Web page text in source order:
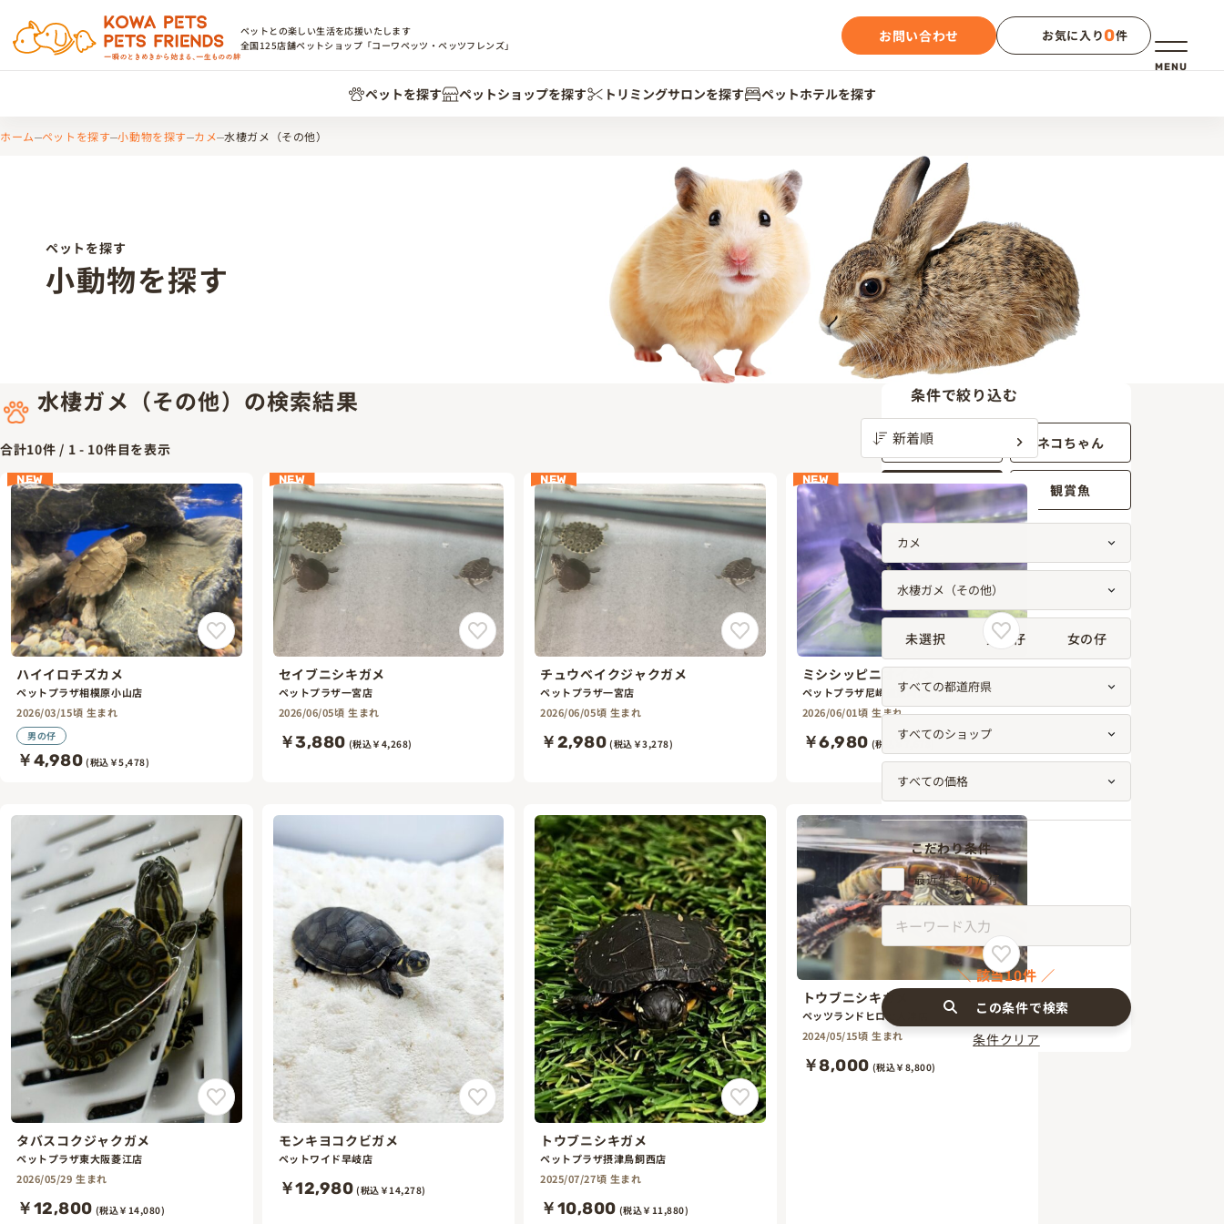
メニュー
MENU
ペットとの楽しい生活を応援いたします
全国125店舗ペットショップ「コーワペッツ・ペッツフレンズ」
お問い合わせ お気に入り0件
ペットを探す ペットショップを探す トリミングサロンを探す ペットホテルを探す
ホーム ペットを探す 小動物を探す カメ 水棲ガメ（その他）
ペットを探す
小動物を探す
水棲ガメ（その他）の検索結果
合計10件 / 1 - 10件目を表示
NEW
ハイイロチズカメ
ペットプラザ相模原小山店
2026/03/15頃 生まれ
男の仔
￥4,980 (税込￥5,478)
NEW
セイブニシキガメ
ペットプラザ一宮店
2026/06/05頃 生まれ
￥3,880 (税込￥4,268)
NEW
チュウベイクジャクガメ
ペットプラザ一宮店
2026/06/05頃 生まれ
￥2,980 (税込￥3,278)
NEW
ミシシッピニオイガメ
ペットプラザ尼崎道意町店
2026/06/01頃 生まれ
￥6,980 (税込￥7,678)
タバスコクジャクガメ
ペットプラザ東大阪菱江店
2026/05/29 生まれ
￥12,800 (税込￥14,080)
モンキヨコクビガメ
ペットワイド早岐店
￥12,980 (税込￥14,278)
トウブニシキガメ
ペットプラザ摂津鳥飼西店
2025/07/27頃 生まれ
￥10,800 (税込￥11,880)
トウブニシキガメ
ペッツランドヒロセ大津店
2024/05/15頃 生まれ
￥8,000 (税込￥8,800)
条件で絞り込む
ワンちゃん ネコちゃん
小動物 観賞魚
未選択 男の仔 女の仔
こだわり条件
最近生まれた仔
該当10件
この条件で検索
条件クリア